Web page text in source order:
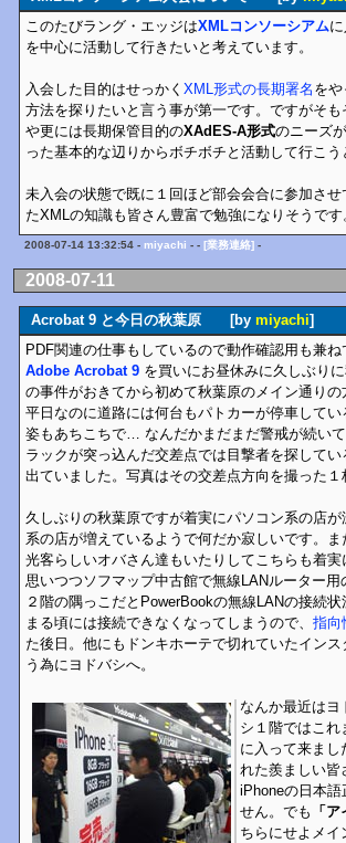
このたびラング・エッジはXMLコンソーシアム
を中心に活動して行きたいと考えています。
入会した目的はせっかく XML形式の長期署名 を
方法を探りたいと言う事が第一です。ですがそ
や更には長期保管目的のXAdES-A形式のニーズ
った基本的な辺りからボチボチと活動して行こう
未入会の状態で既に１回ほど部会会合に参加さ
たXMLの知識も皆さん豊富で勉強になりそうです
2008-07-14 13:32:54 - miyachi - - [業務連絡] -
2008-07-11
Acrobat 9 と今日の秋葉原 [by miyachi]
PDF関連の仕事もしているので動作確認用も兼
Adobe Acrobat 9 を買いにお昼休みに久しぶり
の事件がおきてから初めて秋葉原のメイン通りの
平日なのに道路には何台もパトカーが停車して
姿もあちこちで… なんだかまだまだ警戒が続い
ラックが突っ込んだ交差点では目撃者を探して
出ていました。写真はその交差点方向を撮った１
久しぶりの秋葉原ですが着実にパソコン系の店が
系の店が増えているようで何だか寂しいです。
光客らしいオバさん達もいたりしてこちらも着
思いつつソフマップ中古館で無線LANルーター
２階の隅っこだとPowerBookの無線LANの接続
まる頃には接続できなくなってしまうので、 指向
た後日。他にもドンキホーテで切れていたイン
う為にヨドバシへ。
なんか最近はヨ
シ１階ではこれ
に入って来ま
れた羨ましい皆
iPhoneの日本語
せん。でも 「ア
ちらにせよメ